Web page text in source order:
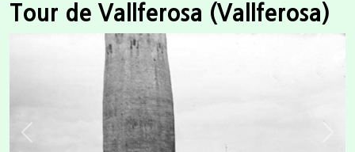
Tour de Vallferosa (Vallferosa)
Previous